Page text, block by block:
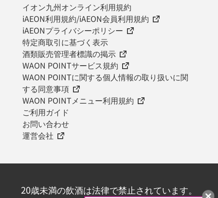
イオン九州オンライン利用規約
iAEON利用規約/iAEON会員利用規約
iAEONプライバシーポリシー
特定商取引に基づく表示
酒類販売管理者標識の掲示
WAON POINTサービス規約
WAON POINTに関する個人情報の取り扱いに関
する同意事項
WAON POINTメニュー利用規約
ご利用ガイド
お問い合わせ
運営会社
20歳未満の飲酒は法律で禁止されています。